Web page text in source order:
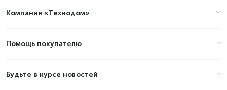
Компания «Технодом»
Помощь покупателю
Будьте в курсе новостей